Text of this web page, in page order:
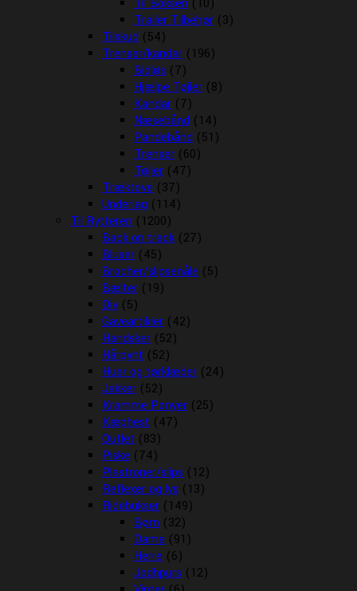
Til Boksen (10)
Trailer Tilbehør (3)
Tilskud (54)
Trenser/kandar (196)
Bidløs (7)
Hjælpe Tøjler (8)
Kandar (7)
Næsebånd (14)
Pandebånd (51)
Trenser (60)
Tøjler (47)
Træktove (37)
Underlag (114)
Til Rytteren (1200)
Back on track (27)
Bluser (45)
Brocher/slipsenåle (5)
Bælter (19)
Div (5)
Gaveartikler (42)
Handsker (52)
Hårpynt (52)
Huer og tørklæder (24)
Jakker (52)
Kramme Ponyer (25)
Kæphest (47)
Outlet (83)
Piske (74)
Plastroner/slips (12)
Reflexer og lys (13)
Ridebukser (149)
Børn (32)
Dame (91)
Herre (6)
Jodhpurs (12)